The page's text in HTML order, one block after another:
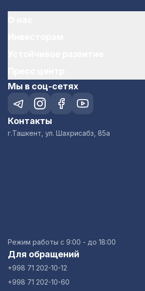
Мы в соц-сетях
Контакты
г.Ташкент, ул. Шахрисабз, 85а
Режим работы с 9:00 - до 18:00
Для обращений
+998 71 202-10-12
+998 71 202-10-60